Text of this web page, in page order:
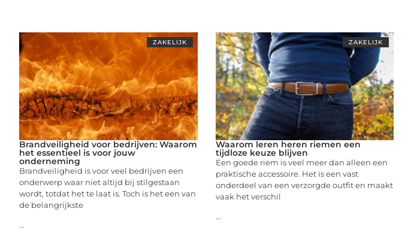
ZAKELIJK
Brandveiligheid voor bedrijven: Waarom
het essentieel is voor jouw
onderneming
Brandveiligheid is voor veel bedrijven een
onderwerp waar niet altijd bij stilgestaan
wordt, totdat het te laat is. Toch is het een van
de belangrijkste
...
ZAKELIJK
Waarom leren heren riemen een
tijdloze keuze blijven
Een goede riem is veel meer dan alleen een
praktische accessoire. Het is een vast
onderdeel van een verzorgde outfit en maakt
vaak het verschil
...